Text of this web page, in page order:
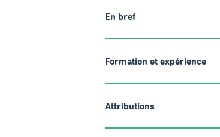
En bref
Formation et expérience
Attributions